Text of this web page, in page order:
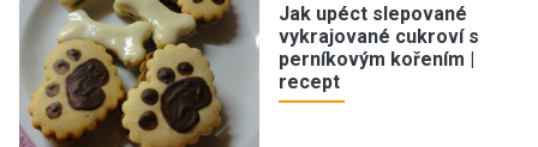
Jak upéct slepované
vykrajované cukroví s
perníkovým kořením |
recept